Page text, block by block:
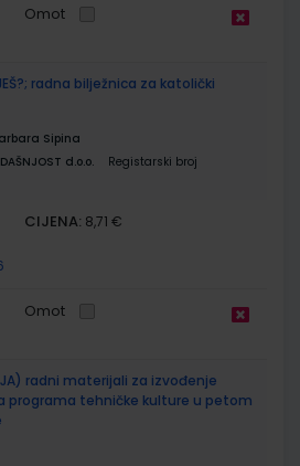
Omot
radna bilježnica za katolički
Sipina
d.o.o.
Registarski broj
CIJENA: 8,71 €
Omot
radni materijali za izvođenje
programa tehničke kulture u petom